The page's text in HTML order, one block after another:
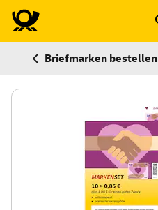
Briefmarken bestellen